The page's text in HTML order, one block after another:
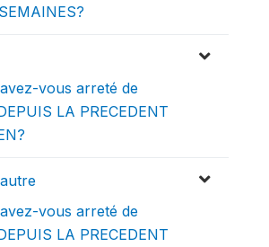
vous arreté de
LA PRECEDENT
vous arreté de
LA PRECEDENT